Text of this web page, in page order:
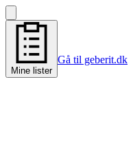
Mine lister
Gå til geberit.dk